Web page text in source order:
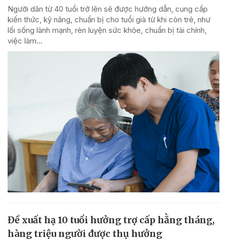
Người dân từ 40 tuổi trở lên sẽ được hướng dẫn, cung cấp
kiến thức, kỹ năng, chuẩn bị cho tuổi già từ khi còn trẻ, như
lối sống lành mạnh, rèn luyện sức khỏe, chuẩn bị tài chính,
việc làm...
Đề xuất hạ 10 tuổi hưởng trợ cấp hằng tháng,
hàng triệu người được thụ hưởng